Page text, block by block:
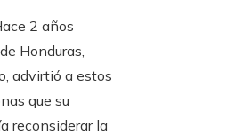
2 años
Honduras,
advirtió a estos
que su
reconsiderar la